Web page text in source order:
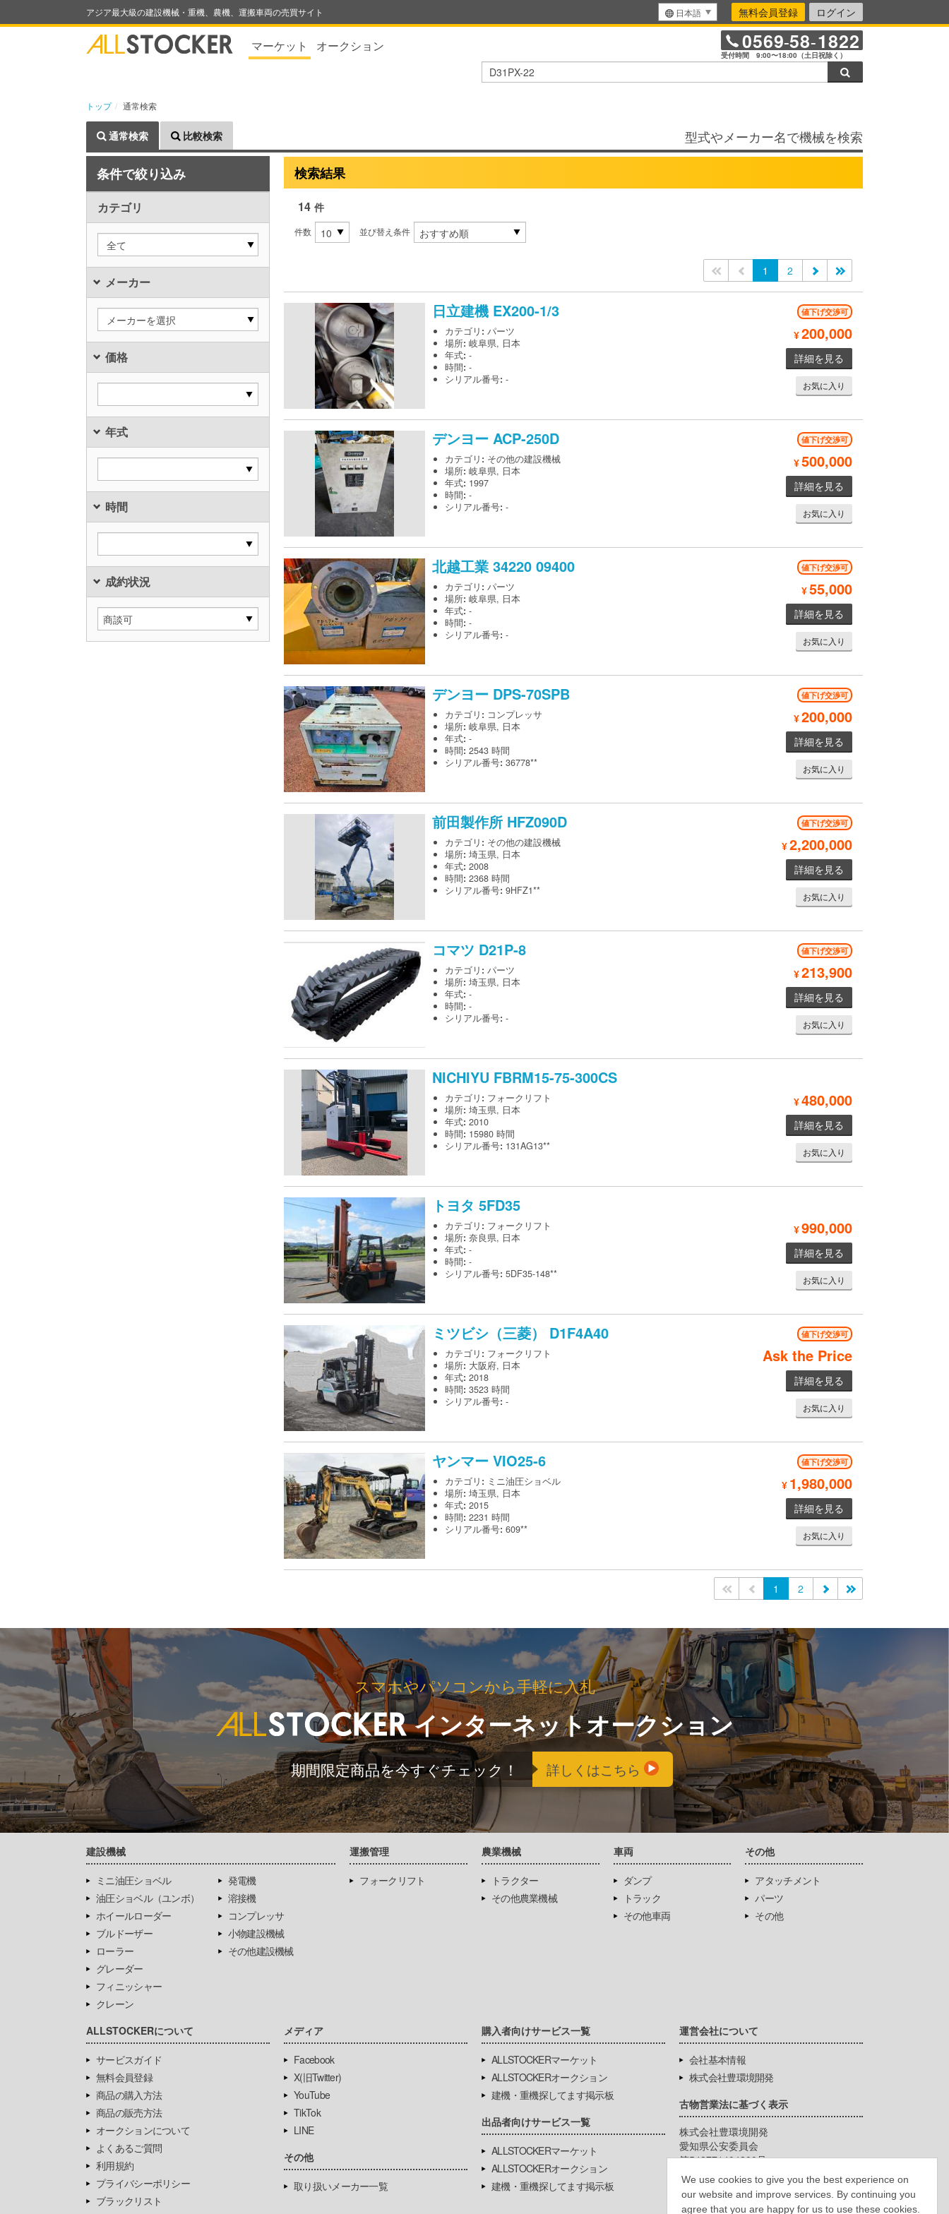
We use cookies to give you the best experience on
our website and improve services. By continuing you
agree that you are happy for us to use these cookies.
アジア最大級の建設機械・重機、農機、運搬車両の売買サイト 日本語 無料会員登録 ログイン
マーケット オークション 0569-58-1822
受付時間 9:00〜18:00（土日祝除く）
トップ 通常検索
通常検索 比較検索 型式やメーカー名で機械を検索
条件で絞り込み
カテゴリ
全て
メーカー
メーカーを選択
価格
年式
時間
成約状況
検索結果
14 件
件数 並び替え条件
<< 1 2
日立建機 EX200-1/3 値下げ交渉可
カテゴリ : パーツ
場所: 岐阜県, 日本
年式: -
時間: -
シリアル番号: -
¥200,000
詳細を見る
お気に入り
デンヨー ACP-250D 値下げ交渉可
カテゴリ : その他の建設機械
場所: 岐阜県, 日本
年式: 1997
時間: -
シリアル番号: -
¥500,000
詳細を見る
お気に入り
北越工業 34220 09400 値下げ交渉可
カテゴリ : パーツ
場所: 岐阜県, 日本
年式: -
時間: -
シリアル番号: -
¥55,000
詳細を見る
お気に入り
デンヨー DPS-70SPB 値下げ交渉可
カテゴリ : コンプレッサ
場所: 岐阜県, 日本
年式: -
時間: 2543 時間
シリアル番号: 36778**
¥200,000
詳細を見る
お気に入り
前田製作所 HFZ090D 値下げ交渉可
カテゴリ : その他の建設機械
場所: 埼玉県, 日本
年式: 2008
時間: 2368 時間
シリアル番号: 9HFZ1**
¥2,200,000
詳細を見る
お気に入り
コマツ D21P-8 値下げ交渉可
カテゴリ : パーツ
場所: 埼玉県, 日本
年式: -
時間: -
シリアル番号: -
¥213,900
詳細を見る
お気に入り
NICHIYU FBRM15-75-300CS
カテゴリ : フォークリフト
場所: 埼玉県, 日本
年式: 2010
時間: 15980 時間
シリアル番号: 131AG13**
¥480,000
詳細を見る
お気に入り
トヨタ 5FD35
カテゴリ : フォークリフト
場所: 奈良県, 日本
年式: -
時間: -
シリアル番号: 5DF35-148**
¥990,000
詳細を見る
お気に入り
ミツビシ（三菱） D1F4A40 値下げ交渉可
カテゴリ : フォークリフト
場所: 大阪府, 日本
年式: 2018
時間: 3523 時間
シリアル番号: -
Ask the Price
詳細を見る
お気に入り
ヤンマー VIO25-6 値下げ交渉可
カテゴリ : ミニ油圧ショベル
場所: 埼玉県, 日本
年式: 2015
時間: 2231 時間
シリアル番号: 609**
¥ 1,980,000
詳細を見る
お気に入り
<< 1 2
スマホやパソコンから手軽に入札
インターネットオークション
期間限定商品を今すぐチェック！ 詳しくはこちら
建設機械
ミニ油圧ショベル
油圧ショベル（ユンボ）
ホイールローダー
ブルドーザー
ローラー
グレーダー
フィニッシャー
クレーン
発電機
溶接機
コンプレッサ
小物建設機械
その他建設機械
運搬管理
フォークリフト
農業機械
トラクター
その他農業機械
車両
ダンプ
トラック
その他車両
その他
アタッチメント
パーツ
その他
ALLSTOCKERについて
サービスガイド
無料会員登録
商品の購入方法
商品の販売方法
オークションについて
よくあるご質問
利用規約
プライバシーポリシー
ブラックリスト
メディア
Facebook
X(旧Twitter)
YouTube
TikTok
LINE
その他
取り扱いメーカー一覧
購入者向けサービス一覧
ALLSTOCKERマーケット
ALLSTOCKERオークション
建機・重機探してます掲示板
出品者向けサービス一覧
ALLSTOCKERマーケット
ALLSTOCKERオークション
建機・重機探してます掲示板
運営会社について
会社基本情報
株式会社豊環境開発
古物営業法に基づく表示
株式会社豊環境開発
愛知県公安委員会
第542771404200号